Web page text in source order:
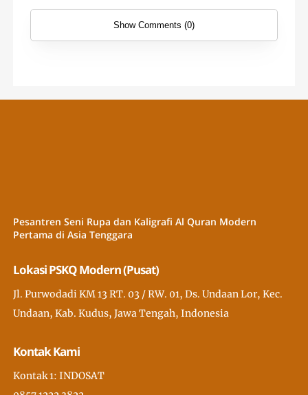
Show Comments (0)
Pesantren Seni Rupa dan Kaligrafi Al Quran Modern
Pertama di Asia Tenggara
Lokasi PSKQ Modern (Pusat)
Jl. Purwodadi KM 13 RT. 03 / RW. 01, Ds. Undaan Lor, Kec.
Undaan, Kab. Kudus, Jawa Tengah, Indonesia
Kontak Kami
Kontak 1: INDOSAT